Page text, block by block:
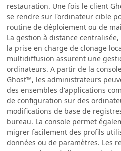
restauration. Une fois le client
se rendre sur l'ordinateur cible
routine de déploiement ou de
La gestion à distance
la prise en charge de clonage
multidiffusion assurent une
ordinateurs. A partir de la
Ghost™, les administrateurs
des ensembles d'applications
de configuration sur des
modifications de base de
bureau. La console permet
migrer facilement des profils
données ou de paramètres. Les